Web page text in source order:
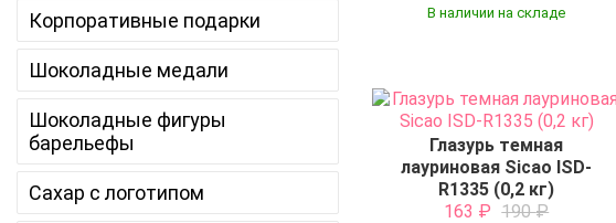
Корпоративные подарки
Шоколадные медали
Шоколадные фигуры
барельефы
Сахар с логотипом
В наличии на складе
Глазурь темная
лауриновая Sicao ISD-
R1335 (0,2 кг)
163 ₽ 190₽